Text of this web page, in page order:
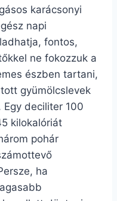
karácsonyi
napi
fontos,
ne fokozzuk a
észben tartani,
gyümölcslevek
deciliter 100
kilokalóriát
pohár
ha